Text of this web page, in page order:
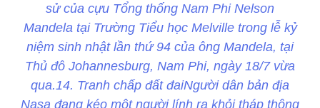
sử của cựu Tổng thống Nam Phi Nelson
Mandela tại Trường Tiểu học Melville trong lễ kỷ
niệm sinh nhật lần thứ 94 của ông Mandela, tại
Thủ đô Johannesburg, Nam Phi, ngày 18/7 vừa
qua.14. Tranh chấp đất đaiNgười dân bản địa
Nasa đang kéo một người lính ra khỏi tháp thông